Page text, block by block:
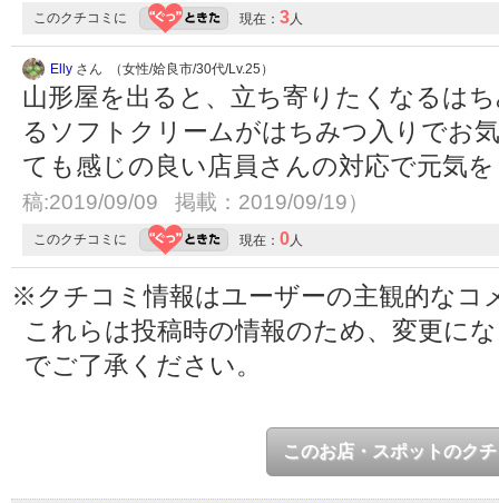
このクチコミに 現在： 3 人
Elly さん （女性/姶良市/30代/Lv.25）
山形屋を出ると、立ち寄りたくなるは
るソフトクリームがはちみつ入りでお
ても感じの良い店員さんの対応で元気
稿:2019/09/09 掲載：2019/09/19）
このクチコミに 現在： 0 人
※クチコミ情報はユーザーの主観的なコ
これらは投稿時の情報のため、変更に
でご了承ください。
このお店・スポットのク